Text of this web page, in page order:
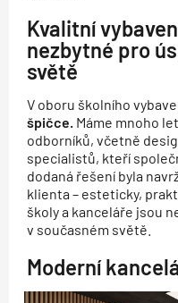
Kvalitní
nezbytné pro
světě
V oboru školního
špičce. Máme mnoho
odborníků, včetně
specialistů, kteří
dodaná řešení byla
klienta – esteticky,
školy a kanceláře jsou
v současném světě.
Moderní